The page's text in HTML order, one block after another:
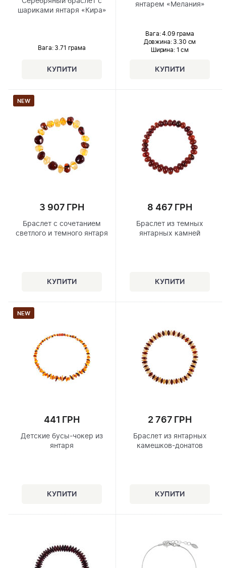
шариками янтаря «Кира»
Вага: 3.71 грама
янтарем «Мелания»
Вага: 4.09 грама
Довжина:3.30 см
Ширина: 1 см
NEW
3 907 ГРН
Браслет с сочетанием
светлого и темного янтаря
8 467 ГРН
Браслет из темных
янтарных камней
NEW
441 ГРН
Детские бусы-чокер из
янтаря
2 767 ГРН
Браслет из янтарных
камешков-донатов